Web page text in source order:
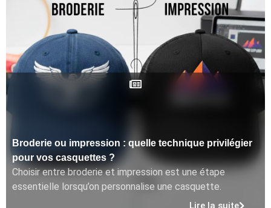
Broderie ou impression : quelle technique privilégier
pour vos casquettes ?
Choisir entre broderie et impression est une étape
essentielle lorsqu’on personnalise une casquette.
Lire la suite